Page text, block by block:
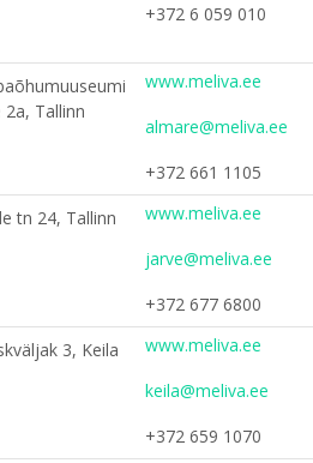
+372 6 059 010
2a, Tallinn
www.meliva.ee
almare@meliva.ee
+372 661 1105
tn 24, Tallinn
www.meliva.ee
jarve@meliva.ee
+372 677 6800
3, Keila
www.meliva.ee
keila@meliva.ee
+372 659 1070